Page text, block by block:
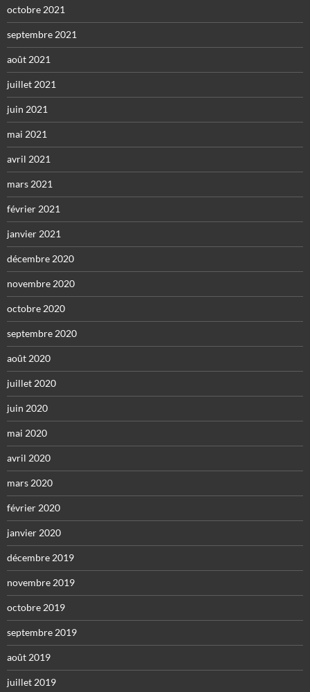
octobre 2021
septembre 2021
août 2021
juillet 2021
juin 2021
mai 2021
avril 2021
mars 2021
février 2021
janvier 2021
décembre 2020
novembre 2020
octobre 2020
septembre 2020
août 2020
juillet 2020
juin 2020
mai 2020
avril 2020
mars 2020
février 2020
janvier 2020
décembre 2019
novembre 2019
octobre 2019
septembre 2019
août 2019
juillet 2019